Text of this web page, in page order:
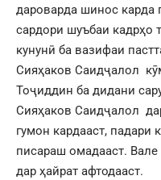
дароварда шинос карда
сардори шуъбаи кадрҳо
кунунӣ ба вазифаи
Сияҳаков Саидҷалол
Тоҷиддин ба дидани
Сияҳаков Саидҷалол
гумон кардааст,
писараш омадааст.
дар ҳайрат афтодааст.